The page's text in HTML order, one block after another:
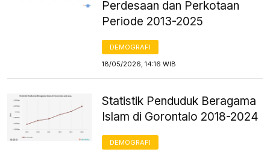
Perdesaan dan Perkotaan
Periode 2013-2025
DEMOGRAFI
18/05/2026, 14:16 WIB
Statistik Penduduk Beragama
Islam di Gorontalo 2018-2024
DEMOGRAFI